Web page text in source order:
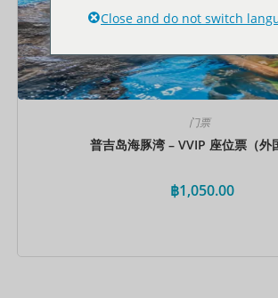
门票
普吉岛海豚湾 – VVIP 座位票（外
฿1,050.00
Close and do not switch